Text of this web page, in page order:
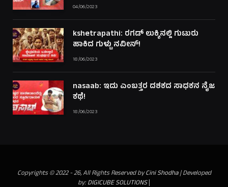
04/06/2023
kshetrapathi: ರಗಡ್ ಲುಕ್ಕಿನಲ್ಲಿ ಗುಟುರು
ಹಾಕಿದ ಗುಳ್ಟು ನವೀನ್!
18/06/2023
nasaab: ಇದು ಎಂಬತ್ತರ ದಶಕದ ಸಾಧಕನ ನೈಜ
ಕಥೆ!
18/06/2023
Copyrights © 2022 - 26, All Rights Reserved byCini Shodha| Developed
by:DIGICUBE SOLUTIONS|